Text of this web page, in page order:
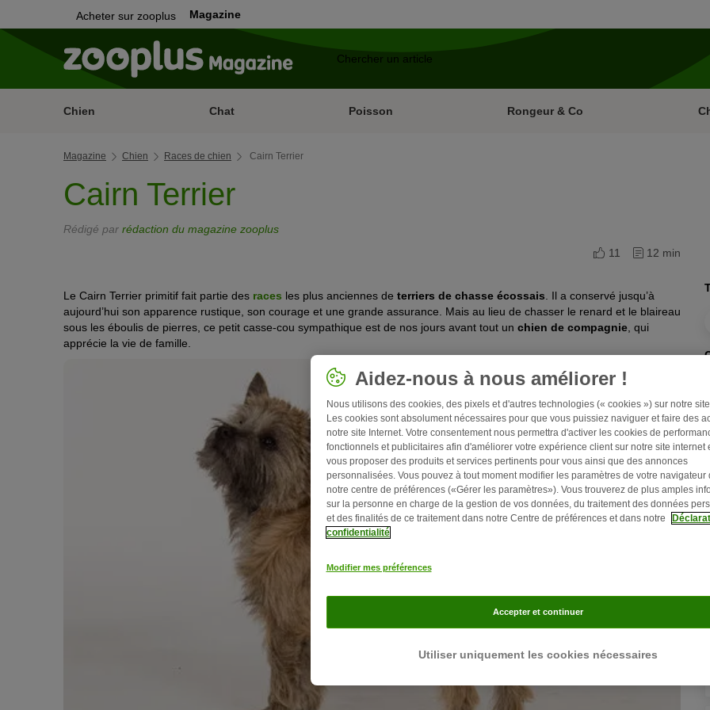
Acheter sur zooplus Magazine
Chien Chat Poisson Rongeur & Co
Magazine Chien Races de chien Cairn Terrier
Cairn Terrier
Rédigé par rédaction du magazine zooplus
11
12 min
Le Cairn Terrier primitif fait partie des races les plus anciennes de terriers de chasse écossais . Il a conservé jusqu’à
aujourd’hui son apparence rustique, son courage et une grande assurance. Mais au lieu de chasser le renard et le blaireau
sous les éboulis de pierres, ce petit casse-cou sympathique est de nos jours avant tout un chien de compagnie , qui
apprécie la vie de famille.
Aidez-nous à nous améliorer !
Nous utilisons des cookies, des pixels et d'autres technologies (« cookies ») sur notre
Les cookies sont absolument nécessaires pour que vous puissiez naviguer et faire des
notre site Internet. Votre consentement nous permettra d'activer les cookies de
fonctionnels et publicitaires afin d'améliorer votre expérience client sur notre site internet
vous proposer des produits et services pertinents pour vous ainsi que des annonces
personnalisées. Vous pouvez à tout moment modifier les paramètres de votre navigateur
notre centre de préférences («Gérer les paramètres»). Vous trouverez de plus amples
sur la personne en charge de la gestion de vos données, du traitement des données
et des finalités de ce traitement dans notre Centre de préférences et dans notre
confidentialité
Modifier mes préférences
Utiliser uniquement les cookies nécessaires
Accepter et continuer